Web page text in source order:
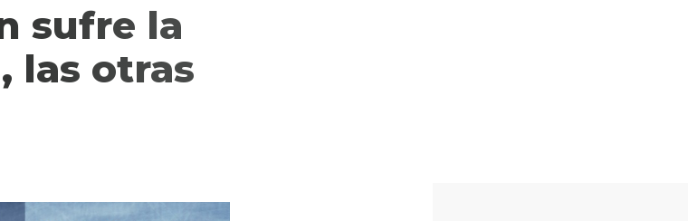
dispares
a lo que significa
o política
sufre la
las otras